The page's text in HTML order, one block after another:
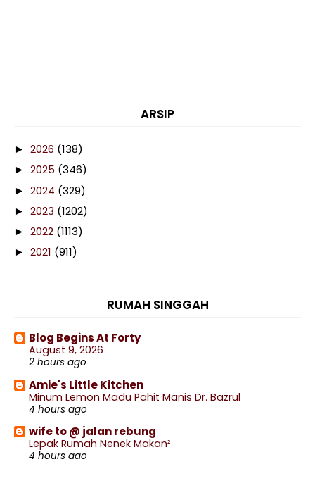
ARSIP
► 2026 (138)
► 2025 (346)
► 2024 (329)
► 2023 (1202)
► 2022 (1113)
► 2021 (911)
(460)
►2017 (359)
►2016(538)
►December(77)
►November
►October(47)
►September
RUMAH SINGGAH
Blog Begins At Forty
August 9, 2026
2 hours ago
Amie's Little Kitchen
Minum Lemon Madu Pahit Manis Dr. Bazrul
4 hours ago
wife to @ jalan rebung
Lepak Rumah Nenek Makan²
4 hours ago